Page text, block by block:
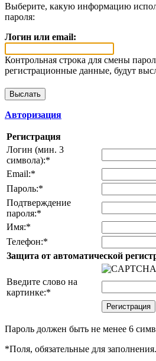
Выберите, какую информацию
пароля:
Логин или email:
Контрольная строка для смены
регистрационные данные, будут
Авторизация
Регистрация
Логин (мин. 3
символа):*
Email:*
Пароль:*
Подтверждение
пароля:*
Имя:*
Телефон:*
Защита от автоматической
Введите слово на
картинке:*
Пароль должен быть не менее 6
*Поля, обязательные для заполнения.